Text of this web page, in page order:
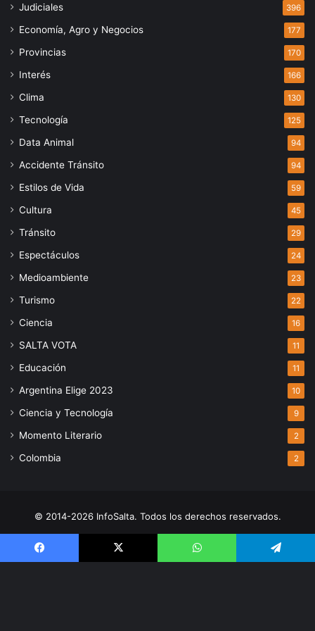
Judiciales 396
Economía, Agro y Negocios 177
Provincias 170
Interés 166
Clima 130
Tecnología 125
Data Animal 94
Accidente Tránsito 94
Estilos de Vida 59
Cultura 45
Tránsito 29
Espectáculos 24
Medioambiente 23
Turismo 22
Ciencia 16
SALTA VOTA 11
Educación 11
Argentina Elige 2023 10
Ciencia y Tecnología 9
Momento Literario 2
Colombia 2
© 2014-2026 InfoSalta. Todos los derechos reservados.
3872288394 E-mail: infosaltaredaccion@gmail.com
Facebook X WhatsApp Telegram